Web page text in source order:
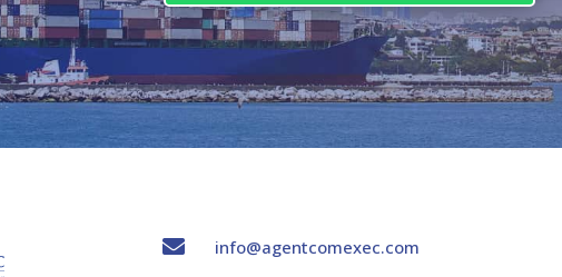

info@agentcomexec.com